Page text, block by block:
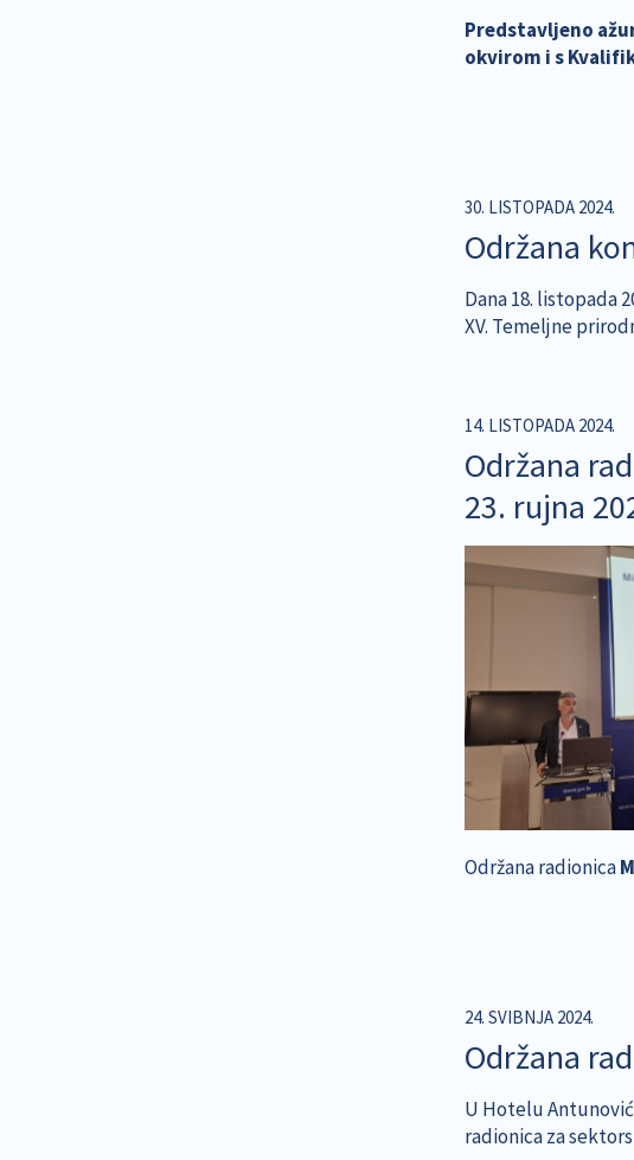
Predstavljeno
okvirom i s
30. LISTOPADA 2024.
Održana
Dana 18. listopada
XV. Temeljne
14. LISTOPADA 2024.
Održana
23. rujna
Održana radionica
24. SVIBNJA 2024.
Održana
U Hotelu Antunović
radionica za